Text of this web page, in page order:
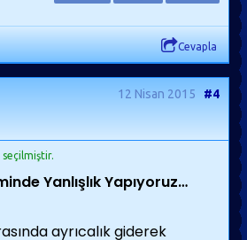
Cevapla
12 Nisan 2015 #4
Yanlışlık Yapıyoruz…
ayrıcalık giderek